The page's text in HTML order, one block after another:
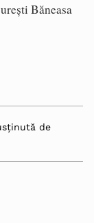
Băneasa
de